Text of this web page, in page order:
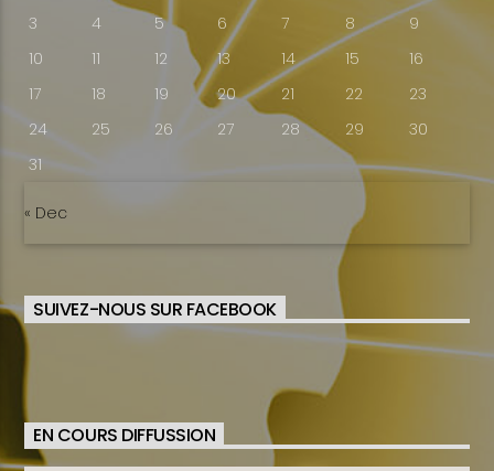
3
4 5 6 7 8
9
10
11 12 13 14 15
16
17
18 19 20 21 22
23
24
25 26 27 28 29
30
31
« Dec
SUIVEZ-NOUS SUR FACEBOOK
EN COURS DIFFUSSION